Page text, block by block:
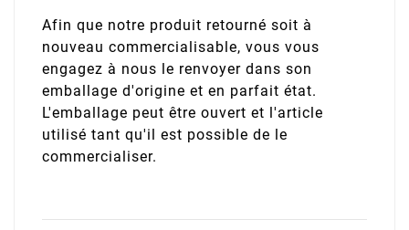
Afin que notre produit retourné soit à
nouveau commercialisable, vous vous
engagez à nous le renvoyer dans son
emballage d'origine et en parfait état.
L'emballage peut être ouvert et l'article
utilisé tant qu'il est possible de le
commercialiser.